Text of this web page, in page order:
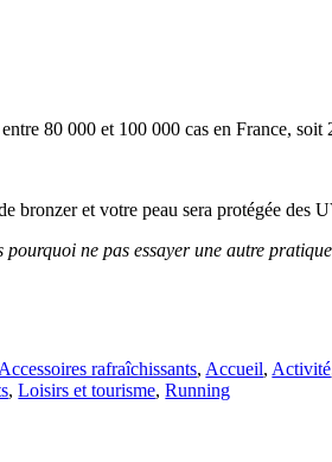
80 000 et 100 000 cas en France, soit
bronzer et votre peau sera protégée des
ne pas essayer une autre
Accessoires rafraîchissants, Accueil, Activité
,Loisirs et tourisme,Running